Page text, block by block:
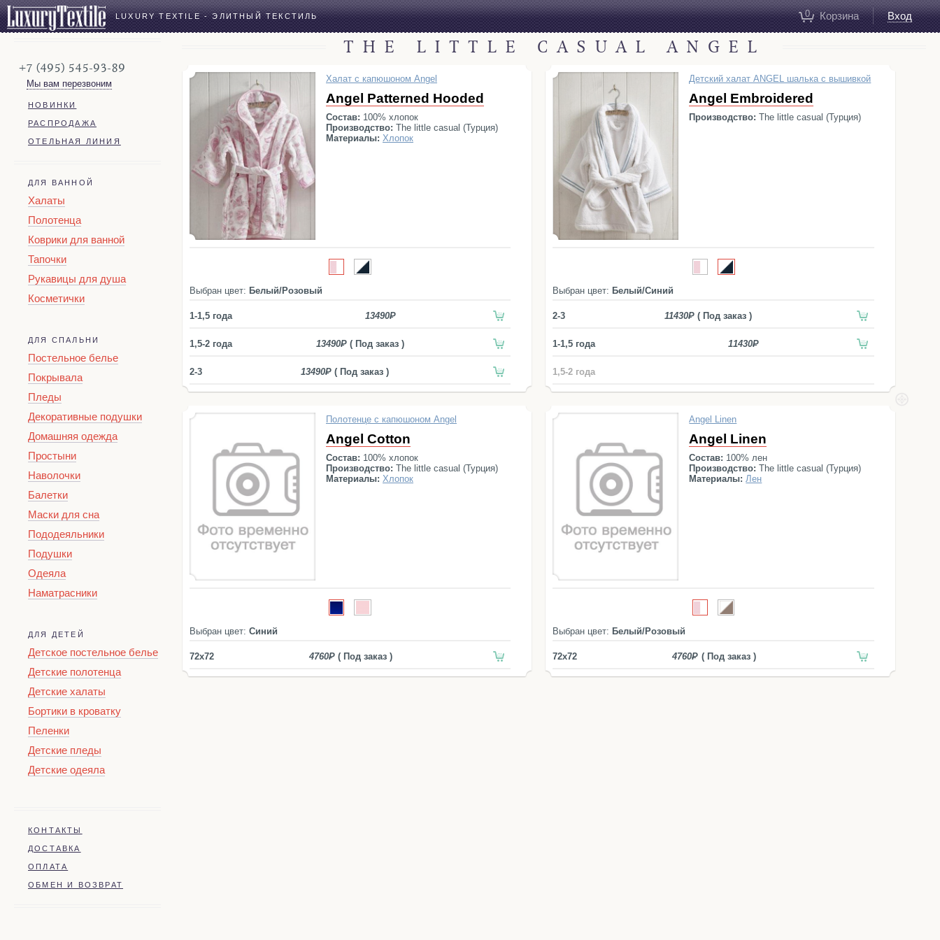
LUXURY TEXTILE - ЭЛИТНЫЙ ТЕКСТИЛЬ 0 Корзина Вход
+7 (495) 545-93-89
Мы вам перезвоним
НОВИНКИ
РАСПРОДАЖА
ОТЕЛЬНАЯ ЛИНИЯ
ДЛЯ ВАННОЙ
Халаты
Полотенца
Коврики для ванной
Тапочки
Рукавицы для душа
Косметички
ДЛЯ СПАЛЬНИ
Постельное белье
Покрывала
Пледы
Декоративные подушки
Домашняя одежда
Простыни
Наволочки
Балетки
Маски для сна
Пододеяльники
Подушки
Одеяла
Наматрасники
ДЛЯ ДЕТЕЙ
Детское постельное белье
Детские полотенца
Детские халаты
Бортики в кроватку
Пеленки
Детские пледы
Детские одеяла
КОНТАКТЫ
ДОСТАВКА
ОПЛАТА
ОБМЕН И ВОЗВРАТ
THE LITTLE CASUAL ANGEL
Халат с капюшоном Angel
Angel Patterned Hooded
Состав: 100% хлопок
Производство: The little casual (Турция)
Материалы: Хлопок
Выбран цвет: Белый/Розовый
1-1,5 года 13490
1,5-2 года 13490 ( Под заказ )
2-3 13490 ( Под заказ )
Детский халат ANGEL шалька с вышивкой
Angel Embroidered
Производство: The little casual (Турция)
Выбран цвет: Белый/Синий
2-3 11430 ( Под заказ )
1-1,5 года 11430
1,5-2 года
Полотенце с капюшоном Angel
Angel Cotton
Состав: 100% хлопок
Производство: The little casual (Турция)
Материалы: Хлопок
Выбран цвет: Синий
72x72 4760 ( Под заказ )
Angel Linen
Angel Linen
Состав: 100% лен
Производство: The little casual (Турция)
Материалы: Лен
Выбран цвет: Белый/Розовый
72x72 4760 ( Под заказ )